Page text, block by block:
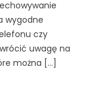
wygodne
czy
uwagę na
można […]